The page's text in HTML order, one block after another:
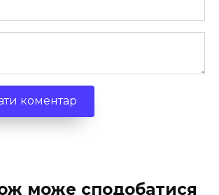
може сподобатися